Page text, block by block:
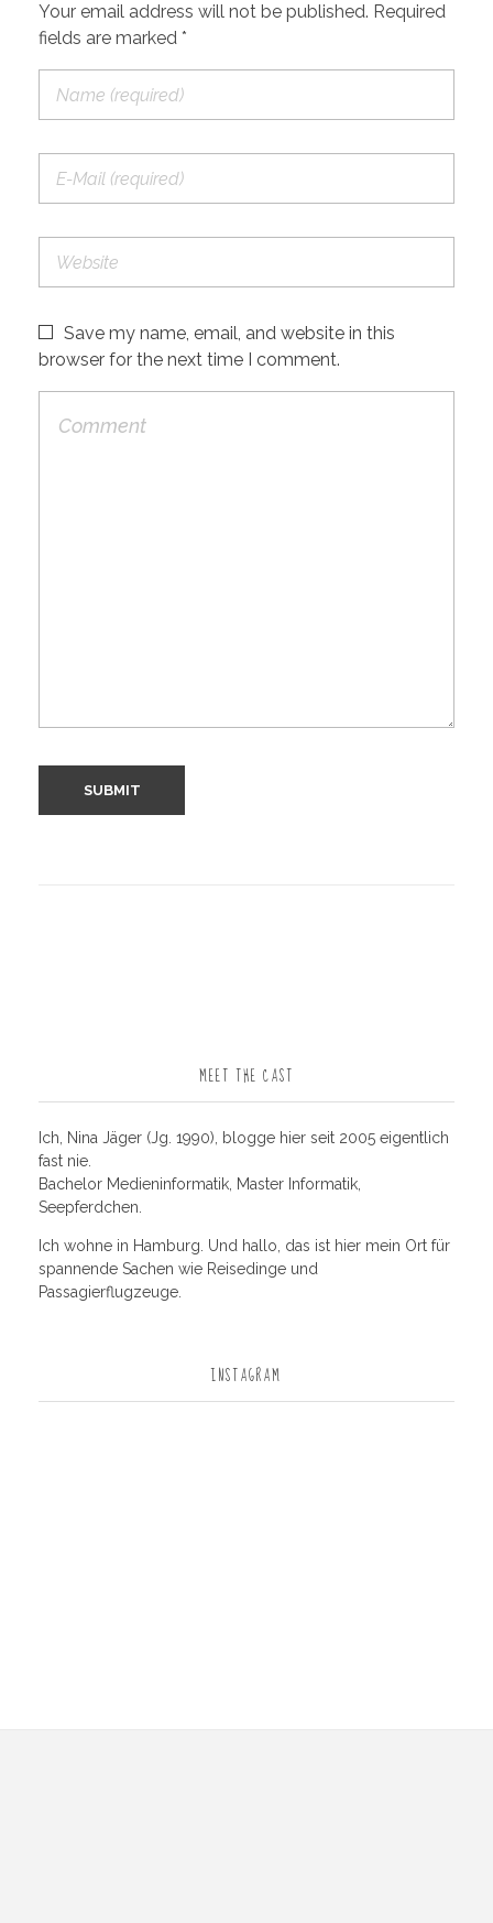
Your email address will not be published. Required
fields are marked *
Save my name, email, and website in this
browser for the next time I comment.
MEET THE CAST
Ich, Nina Jäger (Jg. 1990), blogge hier seit 2005 eigentlich
fast nie.
Bachelor Medieninformatik, Master Informatik,
Seepferdchen.
Ich wohne in Hamburg. Und hallo, das ist hier mein Ort für
spannende Sachen wie Reisedinge und
Passagierflugzeuge.
INSTAGRAM